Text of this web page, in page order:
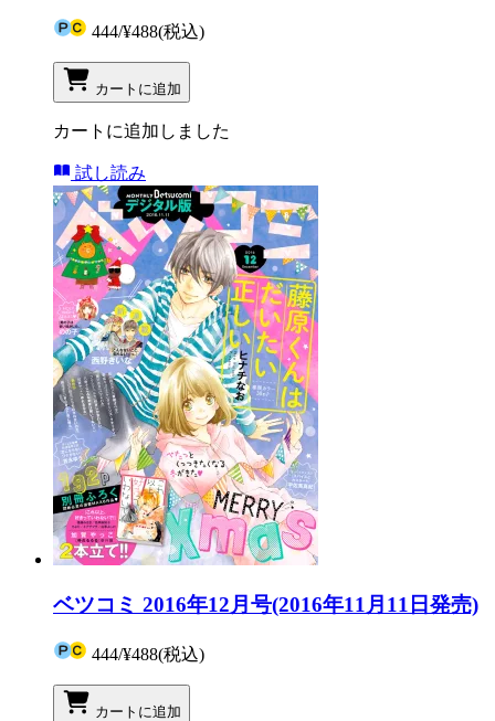
444/¥488(税込)
カートに追加
カートに追加しました
試し読み
ベツコミ 2016年12月号(2016年11月11日発売)
444/¥488(税込)
カートに追加